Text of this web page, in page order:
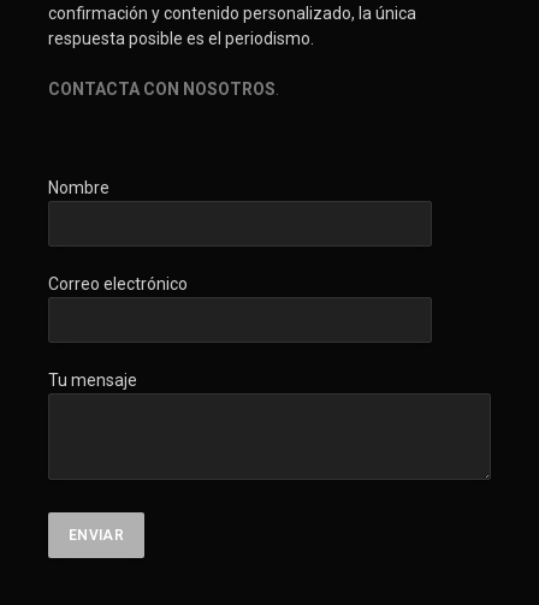
confirmación y contenido personalizado, la única
respuesta posible es el periodismo.
CONTACTA CON NOSOTROS
Nombre
Correo electrónico
Tu mensaje